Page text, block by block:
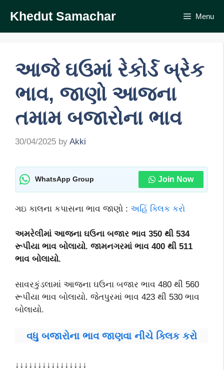
content
Khedut Samachar Menu
આજે ઘઉમાં રેકોર્ડ બ્રેક
ભાવ, જાણો આજના
તમામ બજારોના ભાવ
30/04/2025 by Akki
WhatsApp Group Join Now
ગઇ કાલના કપાસના ભાવ જાણો : અહિં ક્લિક કરો
અમરેલીમાં આજના ઘઉના બજાર ભાવ 350 થી 534
રૂપીયા ભાવ બોલાયો. જામનગરમાં ભાવ 400 થી 511
ભાવ બોલાયો.
સાવરકુંડલામાં આજના ઘઉના બજાર ભાવ 480 થી 560
રૂપીયા ભાવ બોલાયો. જેતપુરમાં ભાવ 423 થી 530 ભાવ
બોલાયો.
વધુ બજારોના ભાવ જાણવા નીચે ક્લિક કરો
↓↓↓↓↓↓↓↓↓↓↓↓↓↓↓↓